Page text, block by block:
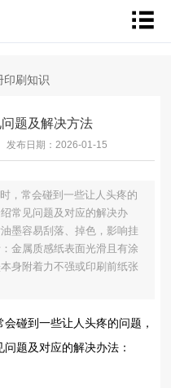
印刷知识
题及解决方法
发布日期：2026-01-15
，常会碰到一些让人头疼的
常见问题及对应的解决办
墨容易刮落、掉色，影响挂
金属质感纸表面光滑且有涂
身附着力不强或印刷前纸张
碰到一些让人头疼的问题，
题及对应的解决办法：